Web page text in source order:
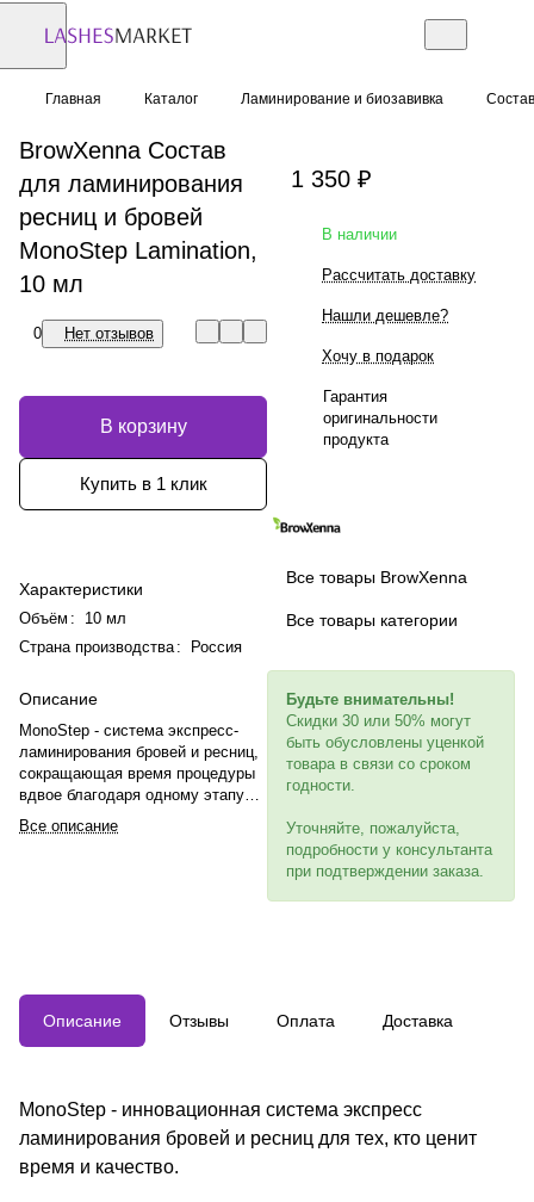
Главная Каталог Ламинирование и биозавивка
BrowXenna Состав
для ламинирования
ресниц и бровей
MonoStep Lamination,
10 мл
0 Нет отзывов
В корзину
Купить в 1 клик
Характеристики
Объём :
10 мл
Страна производства : Россия
Описание
MonoStep - система экспресс-
ламинирования бровей и ресниц,
сокращающая время процедуры
вдвое благодаря одному этапу
вместо трех. Универсальный
продукт подходит для бровей и
пантенолом восстанавливает,
увлажняет и защищает структуру
Все описание
1 350 ₽
В наличии
Рассчитать доставку
Нашли дешевле?
Хочу в подарок
Гарантия
оригинальности
продукта
Все товары BrowXenna
Все товары категории
Будьте внимательны!
Скидки 30 или 50% могут
быть обусловлены уценкой
товара в связи со сроком
годности.
Уточняйте, пожалуйста,
подробности у консультанта
при подтверждении заказа.
Описание Отзывы Оплата Доставка
MonoStep - инновационная система экспресс
ламинирования бровей и ресниц для тех, кто ценит
время и качество.